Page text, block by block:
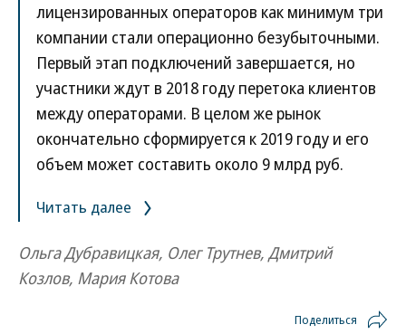
лицензированных операторов как минимум три
компании стали операционно безубыточными.
Первый этап подключений завершается, но
участники ждут в 2018 году перетока клиентов
между операторами. В целом же рынок
окончательно сформируется к 2019 году и его
объем может составить около 9 млрд руб.
Читать далее
Ольга Дубравицкая, Олег Трутнев, Дмитрий
Козлов, Мария Котова
Поделиться